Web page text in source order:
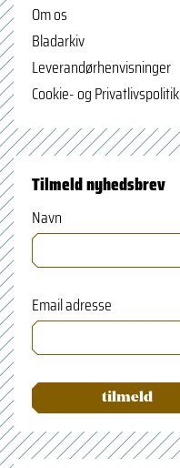
Om os
Bladarkiv
Leverandørhenvisninger
Cookie- og Privatlivspolitik
Tilmeld nyhedsbrev
Navn
Email adresse